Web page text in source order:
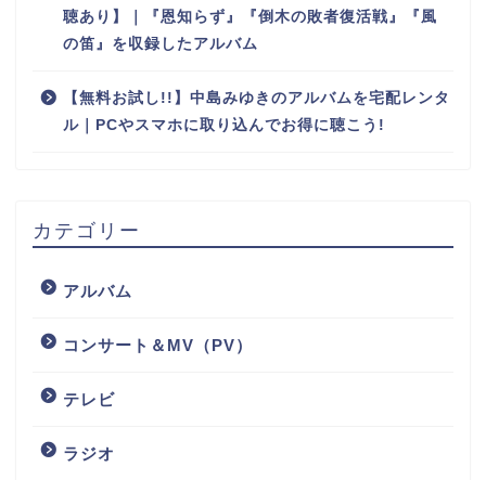
聴あり】｜『恩知らず』『倒木の敗者復活戦』『風
の笛』を収録したアルバム
【無料お試し!!】中島みゆきのアルバムを宅配レンタ
ル｜PCやスマホに取り込んでお得に聴こう!
カテゴリー
アルバム
コンサート＆MV（PV）
テレビ
ラジオ